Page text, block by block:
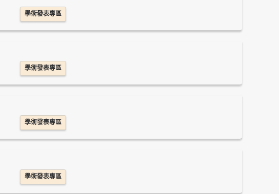
學術發表專區
學術發表專區
學術發表專區
學術發表專區